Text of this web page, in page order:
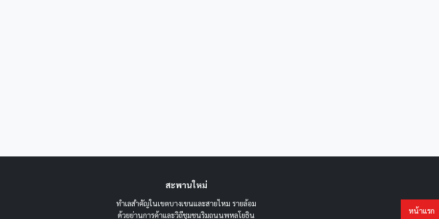
สะพานใหม่
ทำเลสำคัญในเขตบางเขนและสายไหม รายล้อม
ด้วยย่านการค้าและวิถีชุมชนริมถนนพหลโยธิน
หน้าแรก